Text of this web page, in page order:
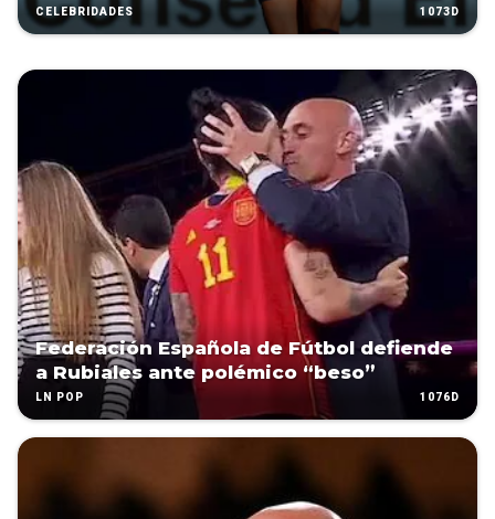
CELEBRIDADES 1073D
Federación Española de Fútbol defiende
a Rubiales ante polémico “beso”
LN POP 1076D